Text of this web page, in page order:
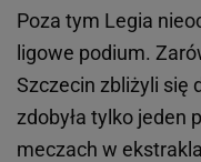
Poza tym Legia
ligowe podium.
Szczecin zbliżyli się
zdobyła tylko jeden
meczach w